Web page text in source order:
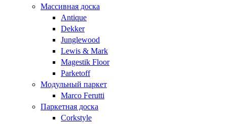
Массивная доска
Antique
Dekker
Junglewood
Lewis & Mark
Magestik Floor
Parketoff
Модульный паркет
Marco Ferutti
Паркетная доска
Corkstyle